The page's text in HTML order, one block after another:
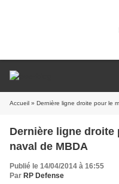
Accueil » Dernière ligne droite pour le
Dernière ligne
naval de MBDA
Publié le 14/04/2014 à 16:55
Par RP Defense